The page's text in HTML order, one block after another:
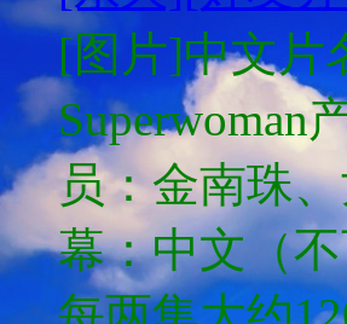
[图片]中文片
员：金南
幕：中文（